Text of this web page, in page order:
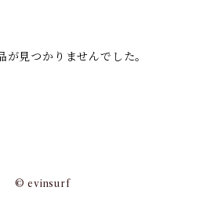
が見つかりませんでした。
© evinsurf